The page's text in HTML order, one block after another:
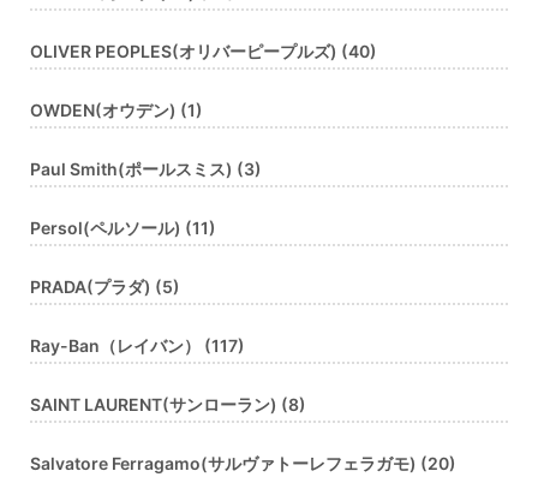
OLIVER PEOPLES(オリバーピープルズ) (40)
OWDEN(オウデン) (1)
Paul Smith(ポールスミス) (3)
Persol(ペルソール) (11)
PRADA(プラダ) (5)
Ray-Ban（レイバン） (117)
SAINT LAURENT(サンローラン) (8)
Salvatore Ferragamo(サルヴァトーレフェラガモ) (20)